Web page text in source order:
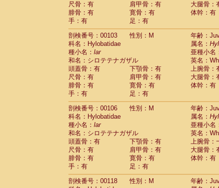
尺骨：有
肩甲骨：有
大腿骨：
腓骨：有
寛骨：有
体幹：有
手：有
足：有
剖検番号：00103
性別：M
年齢：
科名：Hylobatidae
属名：
種小名： lar
亜種小名
和名：シロテテナガザル
英名：
頭蓋骨：有
下顎骨：有
上腕骨：
尺骨：有
肩甲骨：有
大腿骨：
腓骨：有
寛骨：有
体幹：有
手：有
足：有
剖検番号：00106
性別：M
年齢：
科名：Hylobatidae
属名：
種小名： lar
亜種小名
和名：シロテテナガザル
英名：
頭蓋骨：有
下顎骨：有
上腕骨：
尺骨：有
肩甲骨：有
大腿骨：
腓骨：有
寛骨：有
体幹：有
手：有
足：有
剖検番号：00118
性別：M
年齢：